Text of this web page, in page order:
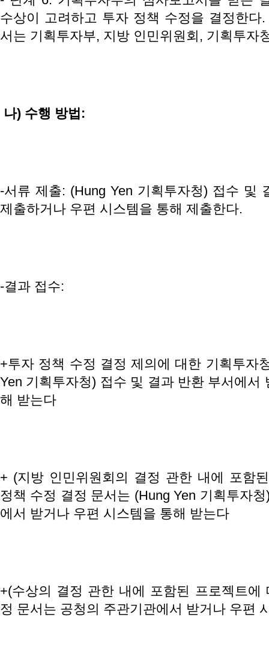
수상이 고려하고 투자 정책 수정을 결정한
서는 기획투자부, 지방 인민위원회, 기획투자
나) 수행 방법 :
-서류 제출: (Hung Yen 기획투자청) 접수 및
제출하거나 우편 시스템을 통해 제출한다.
-결과 접수:
+투자 정책 수정 결정 제의에 대한 기획투자
Yen 기획투자청) 접수 및 결과 반환 부서에서
해 받는다
+ (지방 인민위원회의 결정 관한 내에 포함
정책 수정 결정 문서는 (Hung Yen 기획투자
에서 받거나 우편 시스템을 통해 받는다
+(수상의 결정 관한 내에 포함된 프로젝트에
정 문서는 공청의 주관기관에서 받거나 우편